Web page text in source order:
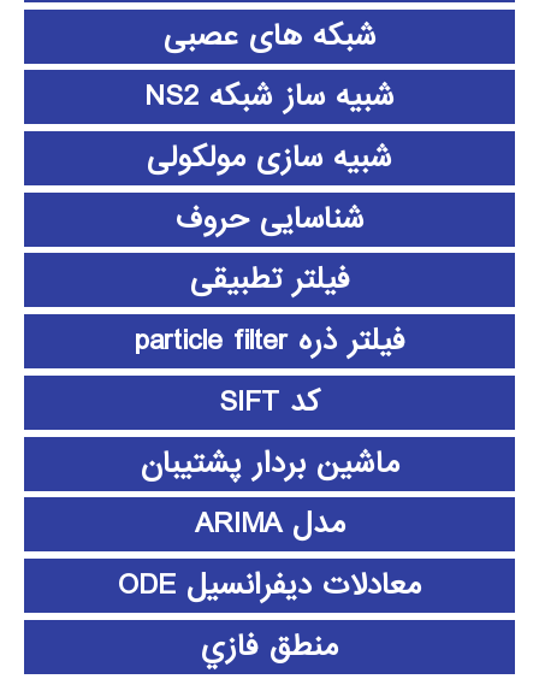
شبکه های عصبی
شبیه ساز شبکه NS2
شبیه سازی مولکولی
شناسایی حروف
فیلتر تطبیقی
فیلتر ذره particle filter
کد SIFT
ماشین بردار پشتیبان
مدل ARIMA
معادلات دیفرانسیل ODE
منطق فازي